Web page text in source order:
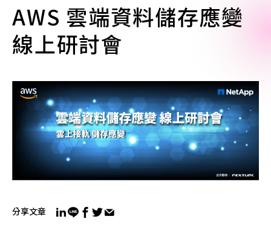
AWS 雲端資料儲存應變
線上研討會
分享文章